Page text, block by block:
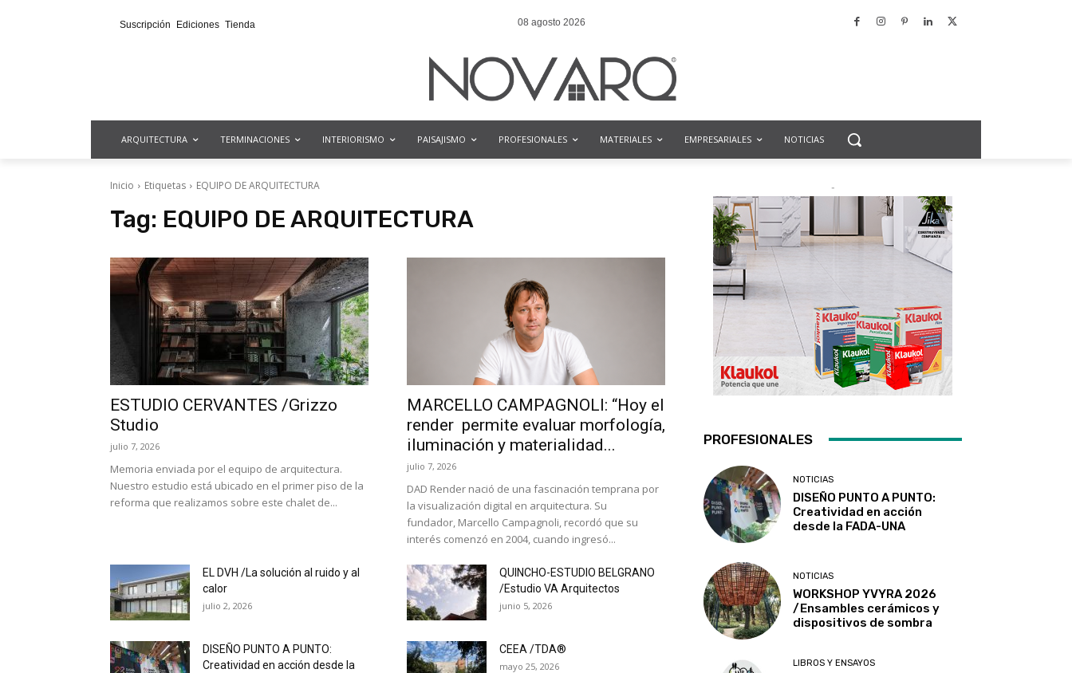
Suscripción Ediciones Tienda 08 agosto 2026
ARQUITECTURA TERMINACIONES INTERIORISMO PAISAJISMO PROFESIONALES MATERIALES EMPRESARIALES NOTICIAS
Inicio Etiquetas EQUIPO DE ARQUITECTURA
Tag: EQUIPO DE ARQUITECTURA
ESTUDIO CERVANTES /Grizzo
Studio
julio 7, 2026
Memoria enviada por el equipo de arquitectura.
Nuestro estudio está ubicado en el primer piso de la
reforma que realizamos sobre este chalet de...
MARCELLO CAMPAGNOLI: “Hoy el
render permite evaluar morfología,
iluminación y materialidad...
julio 7, 2026
DAD Render nació de una fascinación temprana por
la visualización digital en arquitectura. Su
fundador, Marcello Campagnoli, recordó que su
interés comenzó en 2004, cuando ingresó...
EL DVH /La solución al ruido y al
calor
julio 2, 2026
QUINCHO-ESTUDIO BELGRANO
/Estudio VA Arquitectos
junio 5, 2026
DISEÑO PUNTO A PUNTO:
Creatividad en acción desde la
CEEA /TDA®
mayo 25, 2026
-
PROFESIONALES
NOTICIAS
DISEÑO PUNTO A PUNTO:
Creatividad en acción
desde la FADA-UNA
NOTICIAS
WORKSHOP YVYRA 2026
/Ensambles cerámicos y
dispositivos de sombra
LIBROS Y ENSAYOS